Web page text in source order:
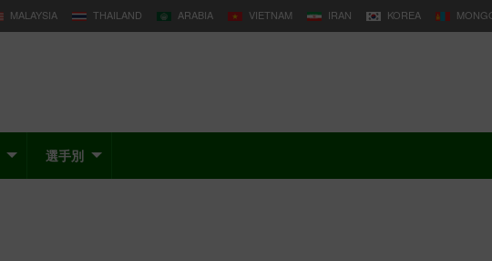
MALAYSIA THAILAND ARABIA VIETNAM IRAN KOREA
選手別